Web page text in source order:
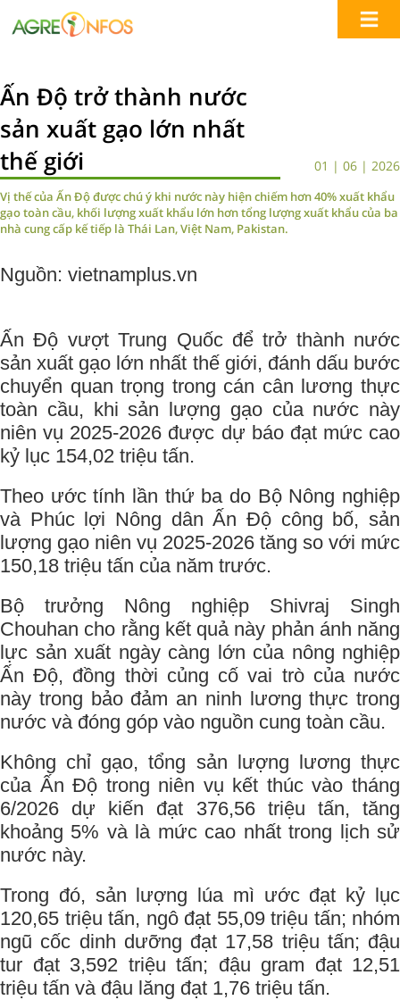
Ấn Độ trở thành nước
sản xuất gạo lớn nhất
thế giới
01 | 06 | 2026
Vị thế của Ấn Độ được chú ý khi nước này hiện chiếm hơn 40% xuất khẩu
gạo toàn cầu, khối lượng xuất khẩu lớn hơn tổng lượng xuất khẩu của ba
nhà cung cấp kế tiếp là Thái Lan, Việt Nam, Pakistan.
Nguồn: vietnamplus.vn
Ấn Độ vượt Trung Quốc để trở thành nước
sản xuất gạo lớn nhất thế giới, đánh dấu bước
chuyển quan trọng trong cán cân lương thực
toàn cầu, khi sản lượng gạo của nước này
niên vụ 2025-2026 được dự báo đạt mức cao
kỷ lục 154,02 triệu tấn.
Theo ước tính lần thứ ba do Bộ Nông nghiệp
và Phúc lợi Nông dân Ấn Độ công bố, sản
lượng gạo niên vụ 2025-2026 tăng so với mức
150,18 triệu tấn của năm trước.
Bộ trưởng Nông nghiệp Shivraj Singh
Chouhan cho rằng kết quả này phản ánh năng
lực sản xuất ngày càng lớn của nông nghiệp
Ấn Độ, đồng thời củng cố vai trò của nước
này trong bảo đảm an ninh lương thực trong
nước và đóng góp vào nguồn cung toàn cầu.
Không chỉ gạo, tổng sản lượng lương thực
của Ấn Độ trong niên vụ kết thúc vào tháng
6/2026 dự kiến đạt 376,56 triệu tấn, tăng
khoảng 5% và là mức cao nhất trong lịch sử
nước này.
Trong đó, sản lượng lúa mì ước đạt kỷ lục
120,65 triệu tấn, ngô đạt 55,09 triệu tấn; nhóm
ngũ cốc dinh dưỡng đạt 17,58 triệu tấn; đậu
tur đạt 3,592 triệu tấn; đậu gram đạt 12,51
triệu tấn và đậu lăng đạt 1,76 triệu tấn.